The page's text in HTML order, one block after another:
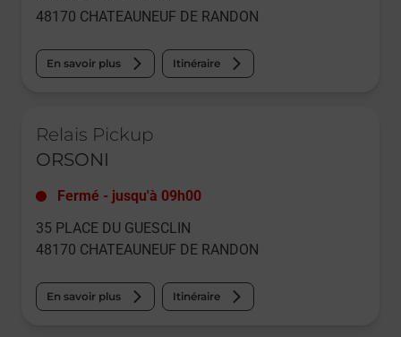
48170 CHATEAUNEUF DE RANDON
En savoir plus Itinéraire
Relais Pickup
ORSONI
Fermé - jusqu'à 09h00
35 PLACE DU GUESCLIN
48170 CHATEAUNEUF DE RANDON
En savoir plus Itinéraire